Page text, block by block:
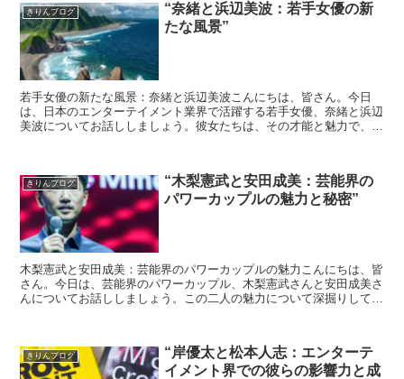
きりんブログ
“奈緒と浜辺美波：若手女優の新
たな風景”
若手女優の新たな風景：奈緒と浜辺美波こんにちは、皆さん。今日
は、日本のエンターテイメント業界で活躍する若手女優、奈緒と浜辺
美波についてお話ししましょう。彼女たちは、その才能と魅力で、新
きりんブログ
“木梨憲武と安田成美：芸能界の
パワーカップルの魅力と秘密”
木梨憲武と安田成美：芸能界のパワーカップルの魅力こんにちは、皆
さん。今日は、芸能界のパワーカップル、木梨憲武さんと安田成美さ
んについてお話ししましょう。この二人の魅力について深掘りしてい
きりんブログ
“岸優太と松本人志：エンターテ
イメント界での彼らの影響力と成